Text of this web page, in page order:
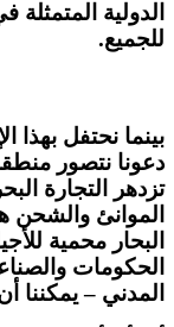
الدولية
للجميع.
بينما نحتفل بهذا
دعونا نتصور
تزدهر التجارة
الموانئ والشحن
البحار محمية
الحكومات
المدني – يمكننا